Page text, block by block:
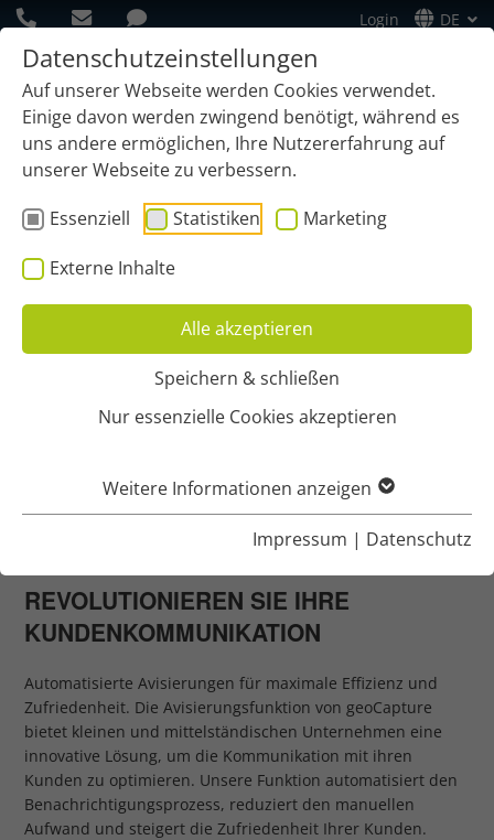
Datenschutzeinstellungen
Auf unserer Webseite werden Cookies verwendet.
Einige davon werden zwingend benötigt, während es
uns andere ermöglichen, Ihre Nutzererfahrung auf
unserer Webseite zu verbessern.
Essenziell
Statistiken Marketing
Externe Inhalte
Alle akzeptieren
Speichern & schließen
Nur essenzielle Cookies akzeptieren
Weitere Informationen anzeigen
Impressum | Datenschutz
Login DE
Tourenplanung Avisierung
AVISIERUNGSFUNKTION IN
DER TOURENPLANUNG VON
REVOLUTIONIEREN SIE IHRE
KUNDENKOMMUNIKATION
Automatisierte Avisierungen für maximale Effizienz und
Zufriedenheit. Die Avisierungsfunktion von geoCapture
bietet kleinen und mittelständischen Unternehmen eine
innovative Lösung, um die Kommunikation mit ihren
Kunden zu optimieren. Unsere Funktion automatisiert den
Benachrichtigungsprozess, reduziert den manuellen
Aufwand und steigert die Zufriedenheit Ihrer Kunden.